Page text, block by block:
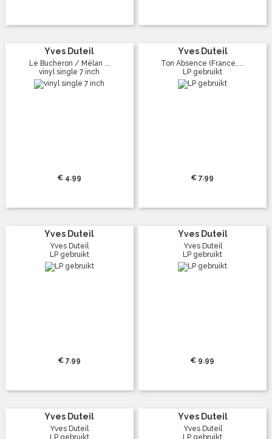
Yves Duteil
Le Bucheron / Mélan ...
vinyl single 7 inch
€ 4.99
Yves Duteil
Ton Absence (France, ...
LP gebruikt
€ 7.99
Yves Duteil
Yves Duteil
LP gebruikt
€ 7.99
Yves Duteil
Yves Duteil
LP gebruikt
€ 9.99
Yves Duteil
Yves Duteil
LP gebruikt
Yves Duteil
Yves Duteil
LP gebruikt